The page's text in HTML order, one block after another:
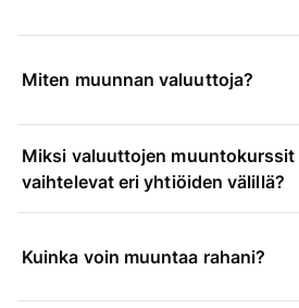
Miten muunnan valuuttoja?
Miksi valuuttojen muuntokurssit
vaihtelevat eri yhtiöiden välillä?
Kuinka voin muuntaa rahani?